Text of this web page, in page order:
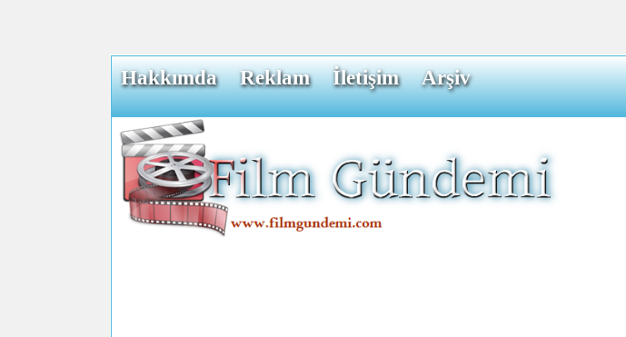
Hakkımda Reklam İletişim Arşiv